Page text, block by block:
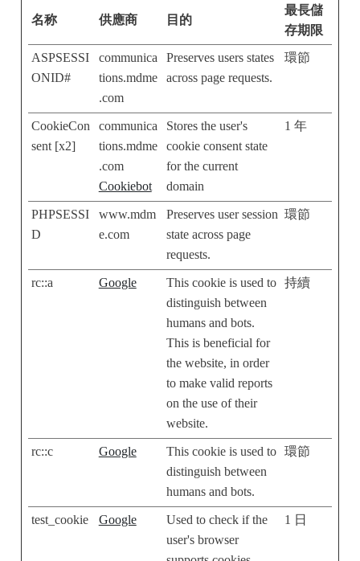
名称 供應商 目的
最長儲
存期限
ASPSESSI
ONID#
communica
tions.mdme
.com
Preserves users states
across page requests.
環節
CookieCon
sent [x2]
communica
tions.mdme
.com
Cookiebot
Stores the user's
cookie consent state
for the current
domain
1 年
PHPSESSI
D
www.mdm
e.com
Preserves user session
state across page
requests.
環節
rc::a Google
This cookie is used to
distinguish between
humans and bots.
This is beneficial for
the website, in order
to make valid reports
on the use of their
website.
持續
rc::c Google
This cookie is used to
distinguish between
humans and bots.
環節
test_cookie Google
Used to check if the
user's browser
1 日